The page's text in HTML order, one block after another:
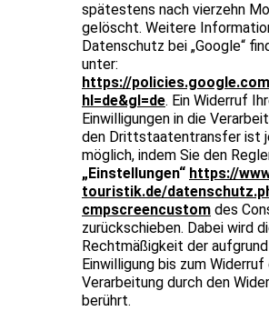
spätestens nach vierzehn
gelöscht. Weitere
Datenschutz bei „Google“
unter:
https://
hl=de&gl=de. Ein Widerruf
Einwilligungen in die
den Drittstaatentransfer ist
möglich, indem Sie den
„Einstellungen“ https://
touristik.de/
cmpscreencustom des
zurückschieben. Dabei wird
Rechtmäßigkeit der
Einwilligung bis zum
Verarbeitung durch den
berührt.